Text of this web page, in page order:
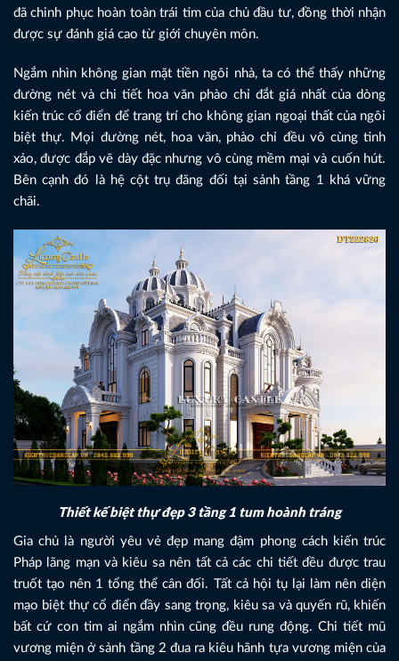
đã chinh phục hoàn toàn trái tim của chủ đầu tư, đồng thời nhận
được sự đánh giá cao từ giới chuyên môn.
Ngắm nhìn không gian mặt tiền ngôi nhà, ta có thể thấy những
đường nét và chi tiết hoa văn phào chỉ đắt giá nhất của dòng
kiến trúc cổ điển để trang trí cho không gian ngoại thất của ngôi
biệt thự. Mọi đường nét, hoa văn, phào chỉ đều vô cùng tinh
xảo, được đắp vẽ dày đặc nhưng vô cùng mềm mại và cuốn hút.
Bên cạnh đó là hệ cột trụ đăng đối tại sảnh tầng 1 khá vững
chãi.
Thiết kế biệt thự đẹp 3 tầng 1 tum hoành tráng
Gia chủ là người yêu vẻ đẹp mang đậm phong cách kiến trúc
Pháp lãng mạn và kiêu sa nên tất cả các chi tiết đều được trau
truốt tạo nên 1 tổng thể cân đối. Tất cả hội tụ lại làm nên diện
mạo biệt thự cổ điển đầy sang trọng, kiêu sa và quyến rũ, khiến
bất cứ con tim ai ngắm nhìn cũng đều rung động. Chi tiết mũ
vương miện ở sảnh tầng 2 đua ra kiêu hãnh tựa vương miện của